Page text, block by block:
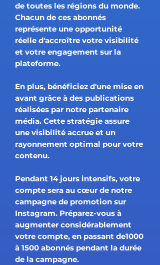
de toutes les régions du monde.
Chacun de ces abonnés
représente une opportunité
réelle d'accroître votre visibilité
et votre engagement sur la
plateforme.
En plus, bénéficiez d'une mise en
avant grâce à des publications
réalisées par notre partenaire
média. Cette stratégie assure
une visibilité accrue et un
rayonnement optimal pour votre
contenu.
Pendant 14 jours intensifs, votre
compte sera au cœur de notre
campagne de promotion sur
Instagram. Préparez-vous à
augmenter considérablement
votre compte, en passant de1000
à 1500 abonnés pendant la durée
de la campagne.